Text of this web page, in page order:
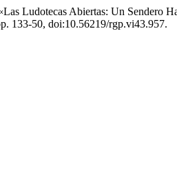
Ludotecas Abiertas: Un Sendero
133-50, doi:10.56219/rgp.vi43.957.